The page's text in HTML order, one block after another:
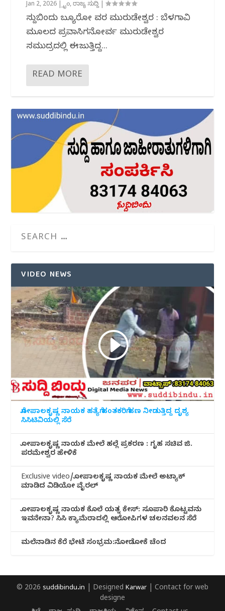
Jan 2, 2026 |ಕ್ರೈಂ,ರಾಜ್ಯ ಸುದ್ದಿ |
ಸುದ್ದಿಬಿಂದು ಬ್ಯೂರೋ ವರದಿ ಮುರುಡೇಶ್ವರ : ಬೆಳಗಾವಿ
ಮೂಲದ ಪ್ರವಾಸಿಗನೋರ್ವ ಮುರುಡೇಶ್ವರ
ಸಮುದ್ರದಲ್ಲಿ ಈಜುತ್ತಿದ್ದ...
READ MORE
VIDEO NEWS
ಗೋಪಾಲಕೃಷ್ಣ ನಾಯಕ ಹತ್ಯೆಗೆ ಹಂತಕರಿಗೆ ಹಣ ನೀಡುತ್ತಿದ್ದ ದೃಶ್ಯ
ಸಿಸಿಟಿವಿಯಲ್ಲಿ ಸೆರೆ
ಗೋಪಾಲಕೃಷ್ಣ ನಾಯಕ ಮೇಲೆ ಹಲ್ಲೆ ಪ್ರಕರಣ : ಗೃಹ ಸಚಿವ ಜಿ.
ಪರಮೇಶ್ವರ ಹೇಳಿಕೆ
Exclusive video/ಗೋಪಾಲಕೃಷ್ಣ ನಾಯಕ ಮೇಲೆ ಅಟ್ಯಾಕ್
ಮಾಡಿದ ವಿಡಿಯೋ ವೈರಲ್
ಗೋಪಾಲಕೃಷ್ಣ ನಾಯಕ ಕೊಲೆ ಯತ್ನ ಕೇಸ್: ಸೂಪಾರಿ ಕೊಟ್ಟವನು
ಇವನೇನಾ? ಸಿಸಿ ಕ್ಯಾಮೆರಾದಲ್ಲಿ ಆರೋಪಿಗಳ ಚಲನವಲನ ಸೆರೆ
ಮಲೆನಾಡಿ‌ನ ಕೆರೆ ಭೇಟೆ ಸಂಭ್ರಮ:ನೋಡೋಕೆ ಚೆಂದ
© 2026 suddibindu.in | Designed Karwar | Contact for web
designe